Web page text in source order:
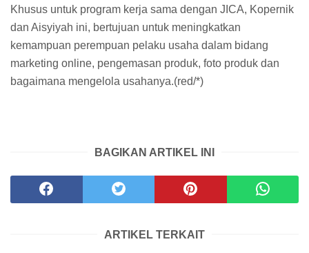
Khusus untuk program kerja sama dengan JICA, Kopernik
dan Aisyiyah ini, bertujuan untuk meningkatkan
kemampuan perempuan pelaku usaha dalam bidang
marketing online, pengemasan produk, foto produk dan
bagaimana mengelola usahanya.(red/*)
BAGIKAN ARTIKEL INI
ARTIKEL TERKAIT